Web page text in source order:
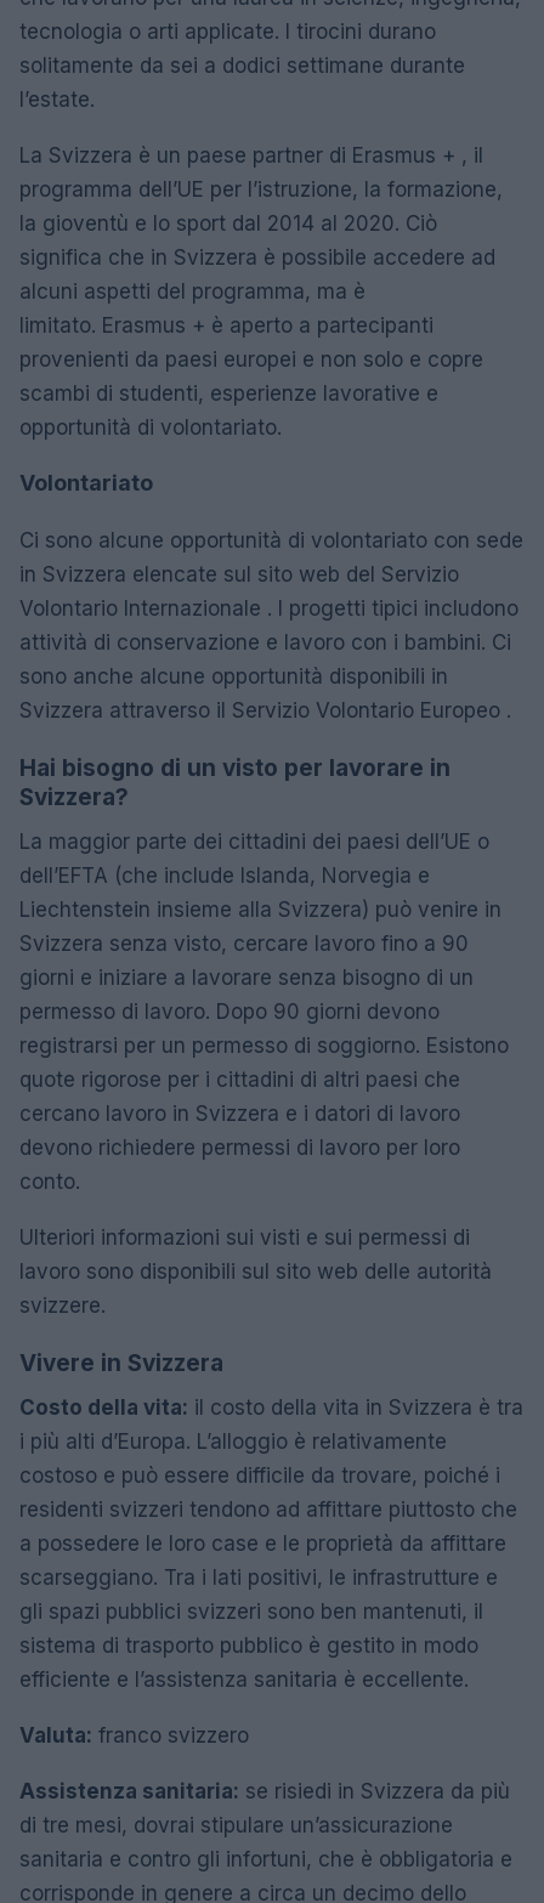
tecnologia o arti applicate. I tirocini durano
solitamente da sei a dodici settimane durante
l’estate.
La Svizzera è un paese partner di Erasmus + , il
programma dell’UE per l’istruzione, la formazione,
la gioventù e lo sport dal 2014 al 2020. Ciò
significa che in Svizzera è possibile accedere ad
alcuni aspetti del programma, ma è
limitato. Erasmus + è aperto a partecipanti
provenienti da paesi europei e non solo e copre
scambi di studenti, esperienze lavorative e
opportunità di volontariato.
Volontariato
Ci sono alcune opportunità di volontariato con sede
in Svizzera elencate sul sito web del Servizio
Volontario Internazionale . I progetti tipici includono
attività di conservazione e lavoro con i bambini. Ci
sono anche alcune opportunità disponibili in
Svizzera attraverso il Servizio Volontario Europeo .
Hai bisogno di un visto per lavorare in
Svizzera?
La maggior parte dei cittadini dei paesi dell’UE o
dell’EFTA (che include Islanda, Norvegia e
Liechtenstein insieme alla Svizzera) può venire in
Svizzera senza visto, cercare lavoro fino a 90
giorni e iniziare a lavorare senza bisogno di un
permesso di lavoro. Dopo 90 giorni devono
registrarsi per un permesso di soggiorno. Esistono
quote rigorose per i cittadini di altri paesi che
cercano lavoro in Svizzera e i datori di lavoro
devono richiedere permessi di lavoro per loro
conto.
Ulteriori informazioni sui visti e sui permessi di
lavoro sono disponibili sul sito web delle autorità
svizzere.
Vivere in Svizzera
Costo della vita: il costo della vita in Svizzera è tra
i più alti d’Europa. L’alloggio è relativamente
costoso e può essere difficile da trovare, poiché i
residenti svizzeri tendono ad affittare piuttosto che
a possedere le loro case e le proprietà da affittare
scarseggiano. Tra i lati positivi, le infrastrutture e
gli spazi pubblici svizzeri sono ben mantenuti, il
sistema di trasporto pubblico è gestito in modo
efficiente e l’assistenza sanitaria è eccellente.
Valuta: franco svizzero
Assistenza sanitaria: se risiedi in Svizzera da più
di tre mesi, dovrai stipulare un’assicurazione
sanitaria e contro gli infortuni, che è obbligatoria e
corrisponde in genere a circa un decimo dello